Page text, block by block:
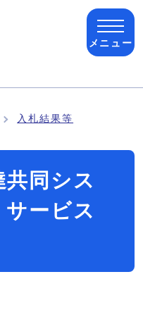
メニュー
入札結果等
同シス
ービス